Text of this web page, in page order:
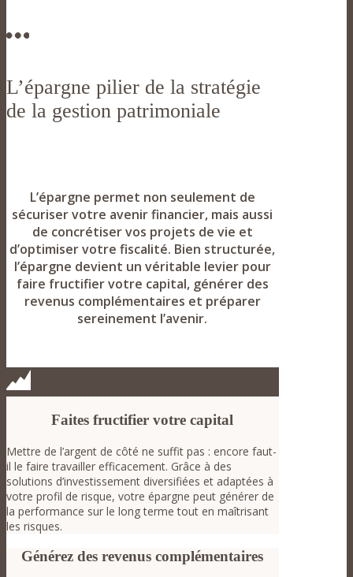
L’épargne pilier de la stratégie
de la gestion patrimoniale
L’épargne permet non seulement de
sécuriser votre avenir financier, mais aussi
de concrétiser vos projets de vie et
d’optimiser votre fiscalité. Bien structurée,
l’épargne devient un véritable levier pour
faire fructifier votre capital, générer des
revenus complémentaires et préparer
sereinement l’avenir.
Faites fructifier votre capital
Mettre de l’argent de côté ne suffit pas : encore faut-
il le faire travailler efficacement. Grâce à des
solutions d’investissement diversifiées et adaptées à
votre profil de risque, votre épargne peut générer de
la performance sur le long terme tout en maîtrisant
les risques.
Générez des revenus complémentaires